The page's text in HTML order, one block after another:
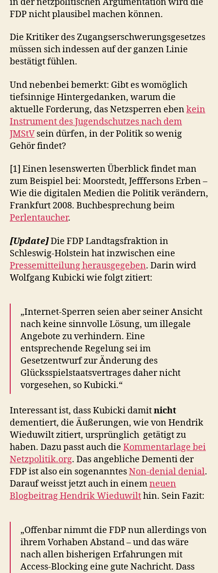
FDP nicht plausibel machen können.
Die Kritiker des Zugangserschwerungsgesetzes
müssen sich indessen auf der ganzen Linie
bestätigt fühlen.
Und nebenbei bemerkt: Gibt es womöglich
tiefsinnige Hintergedanken, warum die
aktuelle Forderung, das Netzsperren ebenkein
Instrument des Jugendschutzes nach dem
JMStVsein dürfen, in der Politik so wenig
Gehör findet?
[1] Einen lesenswerten Überblick findet man
zum Beispiel bei: Moorstedt, Jefffersons Erben –
Wie die digitalen Medien die Politik verändern,
Frankfurt 2008. Buchbesprechung beim
Perlentaucher.
[Update]Die FDP Landtagsfraktion in
Schleswig-Holstein hat inzwischen eine
Pressemitteilung herausgegeben. Darin wird
Wolfgang Kubicki wie folgt zitiert:
„Internet-Sperren seien aber seiner Ansicht
nach keine sinnvolle Lösung, um illegale
Angebote zu verhindern. Eine
entsprechende Regelung sei im
Gesetzentwurf zur Änderung des
Glücksspielstaatsvertrages daher nicht
vorgesehen, so Kubicki.“
Interessant ist, dass Kubicki damitnicht
dementiert, die Äußerungen, wie von Hendrik
Wieduwilt zitiert, ursprünglich getätigt zu
haben. Dazu passt auch die Kommentarlage bei
Netzpolitik.org. Das angebliche Dementi der
FDP ist also ein sogenanntesNon-denial denial.
Darauf weisst jetzt auch in einemneuen
Blogbeitrag Hendrik Wieduwilthin. Sein Fazit:
„Offenbar nimmt die FDP nun allerdings von
ihrem Vorhaben Abstand – und das wäre
nach allen bisherigen Erfahrungen mit
Access-Blocking eine gute Nachricht. Dass